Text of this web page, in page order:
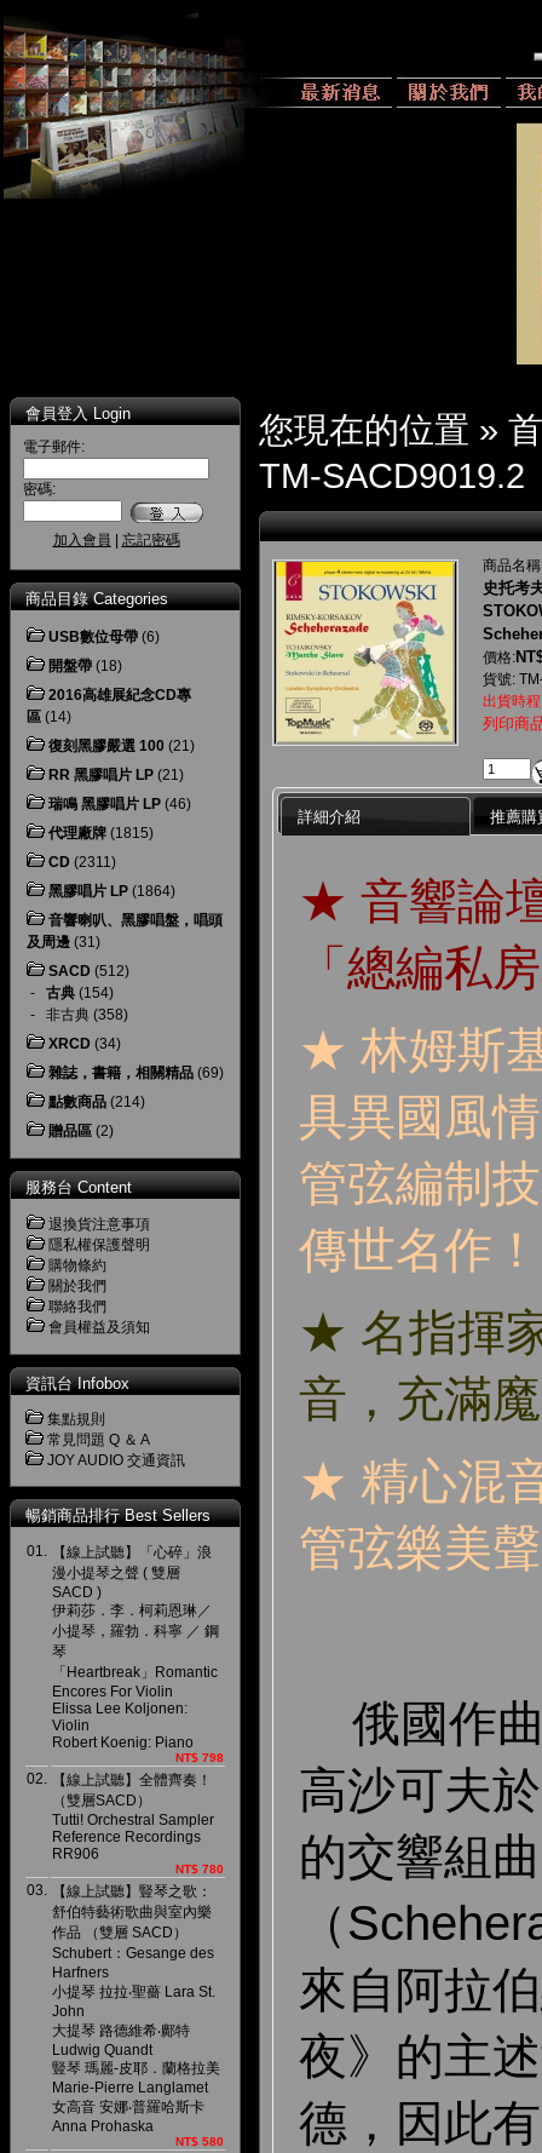
會員登入 Login
電子郵件:
密碼:
加入會員 忘記密碼
商品目錄 Categories
USB數位母帶 (6)
開盤帶 (18)
2016高雄展紀念CD專
區 (14)
復刻黑膠嚴選 100 (21)
RR 黑膠唱片 LP (21)
瑞鳴 黑膠唱片 LP (46)
代理廠牌 (1815)
CD (2311)
黑膠唱片 LP (1864)
音響喇叭、黑膠唱盤，唱頭
及周邊 (31)
SACD (512)
- 古典 (154)
- 非古典 (358)
XRCD (34)
雜誌，書籍，相關精品 (69)
點數商品 (214)
贈品區 (2)
服務台 Content
退換貨注意事項
隱私權保護聲明
購物條約
關於我們
聯絡我們
會員權益及須知
資訊台 Infobox
集點規則
常見問題 Q ＆ A
JOY AUDIO 交通資訊
暢銷商品排行 Best Sellers
01.
【線上試聽】「心碎」浪
漫小提琴之聲 ( 雙層
SACD )
伊莉莎．李．柯莉恩琳／
小提琴，羅勃．科寧 ／ 鋼
琴
「Heartbreak」Romantic
Encores For Violin
Elissa Lee Koljonen:
Violin
Robert Koenig: Piano
NT$ 798
02.
【線上試聽】全體齊奏！
（雙層SACD）
Tutti! Orchestral Sampler
Reference Recordings
RR906
NT$ 780
03.
【線上試聽】豎琴之歌：
舒伯特藝術歌曲與室內樂
作品 （雙層 SACD）
Schubert：Gesange des
Harfners
小提琴 拉拉‧聖薔 Lara St.
John
大提琴 路德維希‧鄺特
Ludwig Quandt
豎琴 瑪麗-皮耶．蘭格拉美
Marie-Pierre Langlamet
女高音 安娜‧普羅哈斯卡
Anna Prohaska
NT$ 580
您現在的位置 »
TM-SACD9019.2
商品名
史托考
價格:
貨號:
出貨時
列印商
詳細介紹 推薦購
★ 音響論
「總編私
★ 林姆斯
具異國風
管弦編制
傳世名作！
★ 名指揮
音，充滿
★ 精心混
管弦樂美
俄國作
高沙可夫
的交響組
（
來自阿拉
夜》的主
德，因此